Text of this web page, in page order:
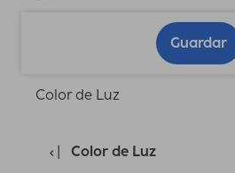
Guardar
Color de Luz
Color de Luz